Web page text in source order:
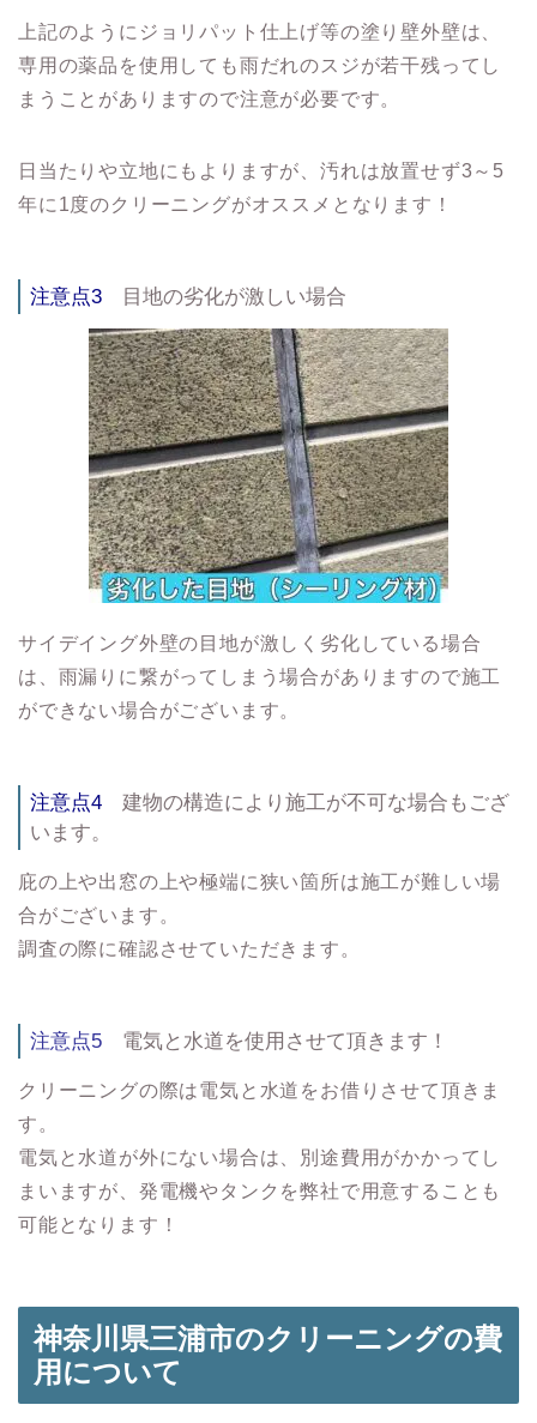
上記のようにジョリパット仕上げ等の塗り壁外壁は、
専用の薬品を使用しても雨だれのスジが若干残ってし
まうことがありますので注意が必要です。
日当たりや立地にもよりますが、汚れは放置せず3～5
年に1度のクリーニングがオススメとなります！
注意点3 目地の劣化が激しい場合
サイデイング外壁の目地が激しく劣化している場合
は、雨漏りに繋がってしまう場合がありますので施工
ができない場合がございます。
注意点4 建物の構造により施工が不可な場合もござ
います。
庇の上や出窓の上や極端に狭い箇所は施工が難しい場
合がございます。
調査の際に確認させていただきます。
注意点5 電気と水道を使用させて頂きます！
クリーニングの際は電気と水道をお借りさせて頂きま
す。
電気と水道が外にない場合は、別途費用がかかってし
まいますが、発電機やタンクを弊社で用意することも
可能となります！
神奈川県三浦市のクリーニングの費
用について